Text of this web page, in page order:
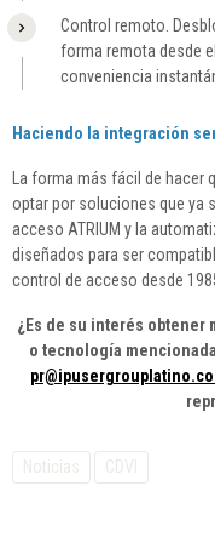
Control remoto.
forma remota desde
conveniencia
Haciendo la integración
La forma más fácil de hacer
optar por soluciones que ya
acceso ATRIUM y la
diseñados para ser
control de acceso desde
¿Es de su interés obtener
o tecnología
Noticias CDVI